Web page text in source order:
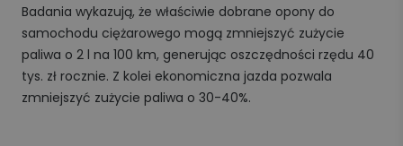
Badania wykazują, że właściwie dobrane opony do
samochodu ciężarowego mogą zmniejszyć zużycie
paliwa o 2 l na 100 km, generując oszczędności rzędu 40
tys. zł rocznie. Z kolei ekonomiczna jazda pozwala
zmniejszyć zużycie paliwa o 30-40%.